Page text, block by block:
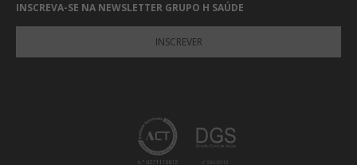
INSCREVA-SE NA NEWSLETTER GRUPO H SAÚDE
INSCREVER